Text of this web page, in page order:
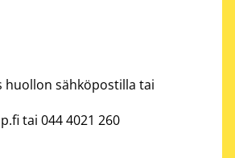
huollon sähköpostilla tai
tai 044 4021 260